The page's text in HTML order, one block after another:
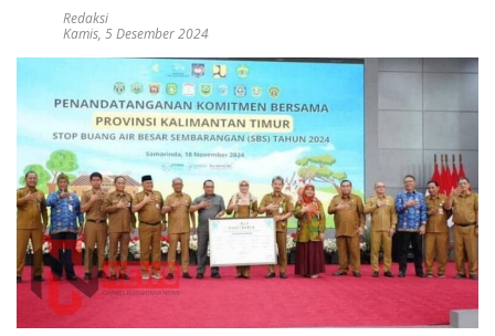
Redaksi
Kamis, 5 Desember 2024